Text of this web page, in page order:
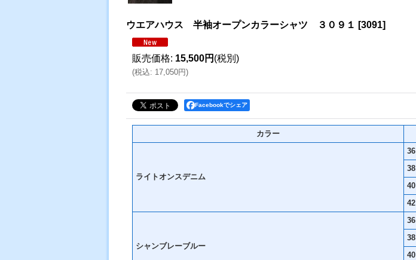
ウエアハウス 半袖オープンカラーシャツ ３０９１ [3091]
販売価格: 15,500円 (税別)
(税込: 17,050円)
Facebookでシェア
カラー
ライトオンスデニム
36
38
40
42
シャンブレーブルー
36
38
40